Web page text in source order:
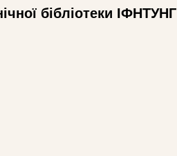
бібліотеки ІФНТУНГ